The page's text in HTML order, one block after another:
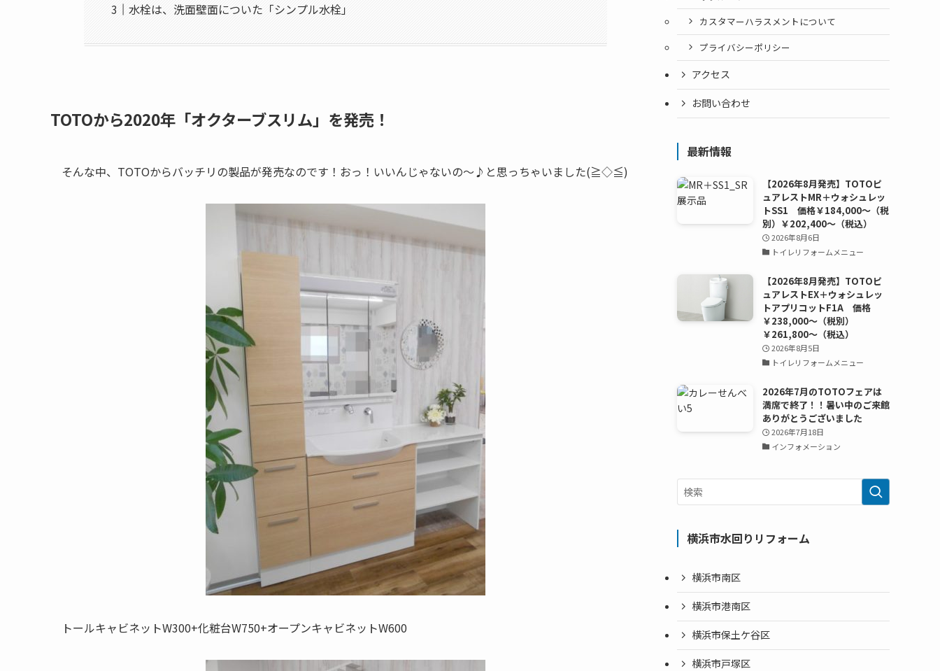
水栓は、洗面壁面についた「シンプル水栓」
TOTOから2020年「オクターブスリム」を発売！
そんな中、TOTOからバッチリの製品が発売なのです！おっ！いいんじゃないの～♪と思っちゃいました(≧◇≦)
トールキャビネットW300+化粧台W750+オープンキャビネットW600
カスタマーハラスメントについて
プライバシーポリシー
アクセス
お問い合わせ
最新情報
【2026年8月発売】TOTOピ
ュアレストMR＋ウォシュレッ
トSS1 価格￥184,000～（税
別）￥202,400～（税込）
2026年8月6日
トイレリフォームメニュー
【2026年8月発売】TOTOピ
ュアレストEX＋ウォシュレッ
トアプリコットF1A 価格
￥238,000～（税別）
￥261,800～（税込）
2026年8月5日
トイレリフォームメニュー
2026年7月のTOTOフェアは
満席で終了！！暑い中のご来館
ありがとうございました
2026年7月18日
インフォメーション
横浜市水回りリフォーム
横浜市南区
横浜市港南区
横浜市保土ケ谷区
横浜市戸塚区